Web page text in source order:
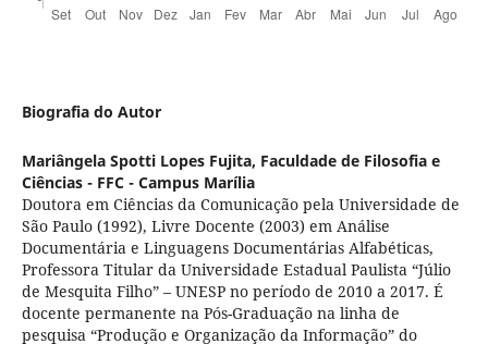
Biografia do Autor
Mariângela Spotti Lopes Fujita, Faculdade de Filosofia e
Ciências - FFC - Campus Marília
Doutora em Ciências da Comunicação pela Universidade de
São Paulo (1992), Livre Docente (2003) em Análise
Documentária e Linguagens Documentárias Alfabéticas,
Professora Titular da Universidade Estadual Paulista “Júlio
de Mesquita Filho” – UNESP no período de 2010 a 2017. É
docente permanente na Pós-Graduação na linha de
pesquisa “Produção e Organização da Informação” do